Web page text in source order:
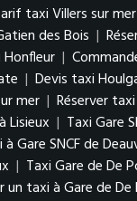
taxi Villers sur mer
des Bois |
|
| Devis taxi
mer | Réserver
Lisieux | Taxi Gare
Gare SNCF de
| Taxi Gare de De
un taxi à Gare de